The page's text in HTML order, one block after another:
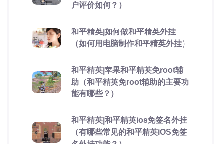
户评价如何？）
和平精英|如何做和平精英外挂
（如何用电脑制作和平精英外挂）
和平精英|苹果和平精英免root辅
助（和平精英免root辅助的主要功
能有哪些？）
和平精英|和平精英ios免签名外挂
（有哪些常见的和平精英iOS免签